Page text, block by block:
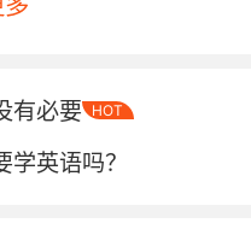
冲突信息能力的优化
决策和专注力的脑组
细胞间的连接更为
非局限于语言学习本
扰、快速切换注意力
有必要 HOT
英语吗？